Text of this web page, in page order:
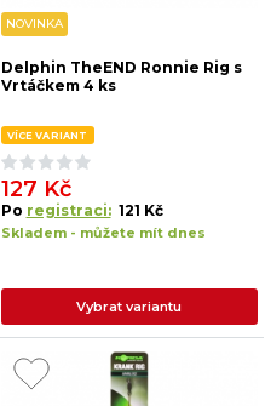
NOVINKA
Delphin TheEND Ronnie Rig s
Vrtáčkem 4 ks
VÍCE VARIANT
127 Kč
Po registraci: 121 Kč
Skladem - můžete mít dnes
Vybrat variantu